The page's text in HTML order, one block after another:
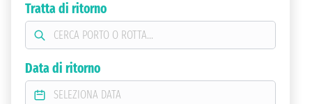
Tratta di ritorno
Data di ritorno